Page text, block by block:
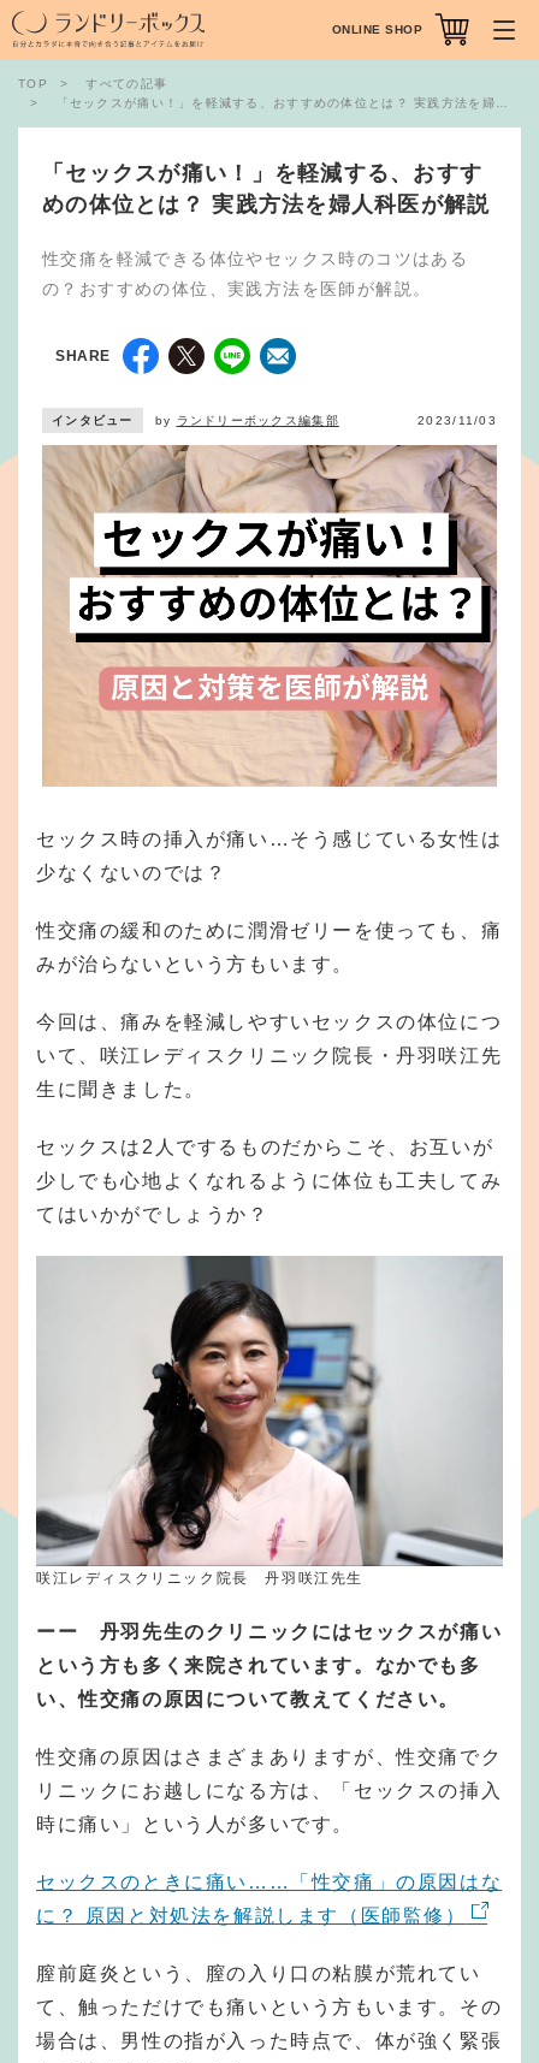
TOP
すべての記事
「セックスが痛い！」を軽減する、おすすめの体位とは？ 実践方法を婦人科医が解説
「セックスが痛い！」を軽減する、おすす
めの体位とは？ 実践方法を婦人科医が解説
性交痛を軽減できる体位やセックス時のコツはある
の？おすすめの体位、実践方法を医師が解説。
SHARE
インタビュー by ランドリーボックス編集部 2023/11/03
セックス時の挿入が痛い…そう感じている女性は
少なくないのでは？
性交痛の緩和のために潤滑ゼリーを使っても、痛
みが治らないという方もいます。
今回は、痛みを軽減しやすいセックスの体位につ
いて、咲江レディスクリニック院長・丹羽咲江先
生に聞きました。
セックスは2人でするものだからこそ、お互いが
少しでも心地よくなれるように体位も工夫してみ
てはいかがでしょうか？
咲江レディスクリニック院長 丹羽咲江先生
ーー 丹羽先生のクリニックにはセックスが痛い
という方も多く来院されています。なかでも多
い、性交痛の原因について教えてください。
性交痛の原因はさまざまありますが、性交痛でク
リニックにお越しになる方は、「セックスの挿入
時に痛い」という人が多いです。
セックスのときに痛い……「性交痛」の原因はな
に？ 原因と対処法を解説します（医師監修）
膣前庭炎という、膣の入り口の粘膜が荒れてい
て、触っただけでも痛いという方もいます。その
場合は、男性の指が入った時点で、体が強く緊張
ONLINE SHOP